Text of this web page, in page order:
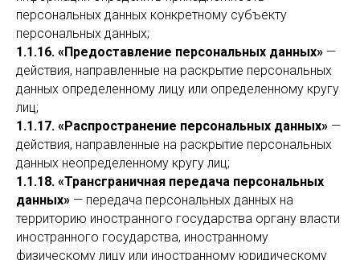
персональных данных конкретному субъекту
персональных данных;
1.1.16. «Предоставление персональных данных» —
действия, направленные на раскрытие персональных
данных определенному лицу или определенному кругу
лиц;
1.1.17. «Распространение персональных данных» —
действия, направленные на раскрытие персональных
данных неопределенному кругу лиц;
1.1.18. «Трансграничная передача персональных
данных» — передача персональных данных на
территорию иностранного государства органу власти
иностранного государства, иностранному
физическому лицу или иностранному юридическому